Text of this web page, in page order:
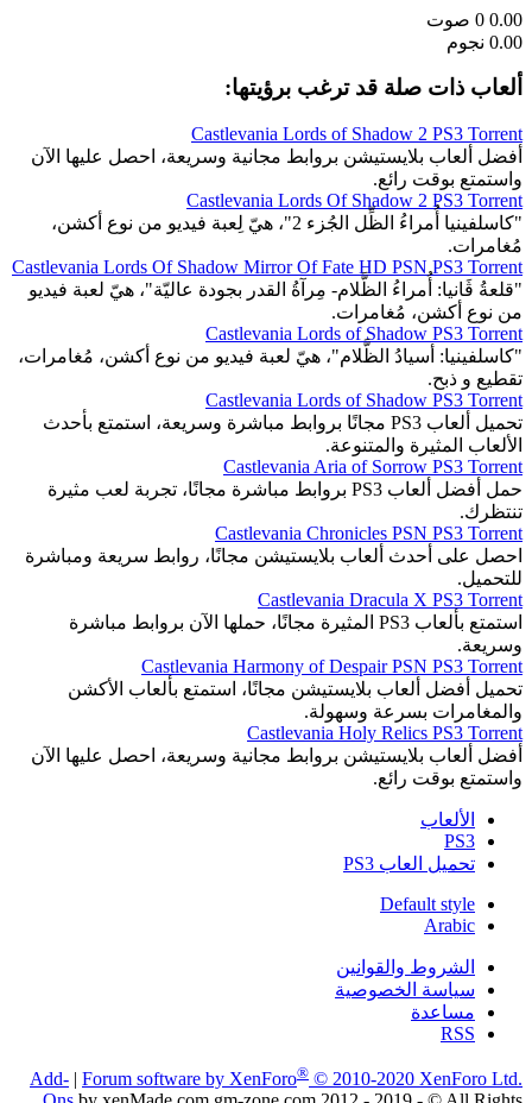
0.00
0 صوت
0.00 نجوم
ألعاب ذات صلة قد ترغب برؤيتها:
Castlevania Lords of Shadow 2 PS3 Torrent
أفضل ألعاب بلايستيشن بروابط مجانية وسريعة، احصل عليها الآن
واستمتع بوقت رائع.
Castlevania Lords Of Shadow 2 PS3 Torrent
"كاسلفينيا أُمراءُ الظِّل الجُزء 2"، هيّ لِعبة فيديو من نوع أكشن،
مُغامرات.
Castlevania Lords Of Shadow Mirror Of Fate HD PSN PS3 Torrent
"قلعةُ ڤَانيا: أُمراءُ الظَّلام- مِرآةُ القدر بجودة عاليّة"، هيّ لعبة فيديو
من نوع أكشن، مُغامرات.
Castlevania Lords of Shadow PS3 Torrent
"كاسلفينيا: أسيادُ الظَّلام"، هيّ لعبة فيديو من نوع أكشن، مُغامرات،
تقطيع و ذبح.
Castlevania Lords of Shadow PS3 Torrent
تحميل ألعاب PS3 مجانًا بروابط مباشرة وسريعة، استمتع بأحدث
الألعاب المثيرة والمتنوعة.
Castlevania Aria of Sorrow PS3 Torrent
حمل أفضل ألعاب PS3 بروابط مباشرة مجانًا، تجربة لعب مثيرة
تنتظرك.
Castlevania Chronicles PSN PS3 Torrent
احصل على أحدث ألعاب بلايستيشن مجانًا، روابط سريعة ومباشرة
للتحميل.
Castlevania Dracula X PS3 Torrent
استمتع بألعاب PS3 المثيرة مجانًا، حملها الآن بروابط مباشرة
وسريعة.
Castlevania Harmony of Despair PSN PS3 Torrent
تحميل أفضل ألعاب بلايستيشن مجانًا، استمتع بألعاب الأكشن
والمغامرات بسرعة وسهولة.
Castlevania Holy Relics PS3 Torrent
أفضل ألعاب بلايستيشن بروابط مجانية وسريعة، احصل عليها الآن
واستمتع بوقت رائع.
الألعاب
PS3
تحميل العاب PS3
Default style
Arabic
الشروط والقوانين
سياسة الخصوصية
مساعدة
RSS
Forum software by XenForo® © 2010-2020 XenForo Ltd.
|
Add-